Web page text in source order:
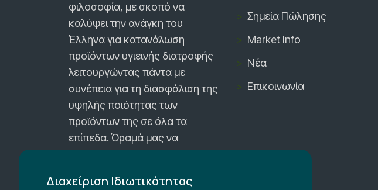
φιλοσοφία, με σκοπό να
καλύψει την ανάγκη του
Έλληνα για κατανάλωση
προϊόντων υγιεινής διατροφής
λειτουργώντας πάντα με
συνέπεια για τη διασφάλιση της
υψηλής ποιότητας των
προϊόντων της σε όλα τα
επίπεδα. Όραμά μας να
πρώτες ύλες, και
Σημεία Πώλησης
Market Info
Νέα
Επικοινωνία
Διαχείριση Ιδιωτικότητας